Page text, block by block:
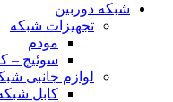
شبکه دوربین
تجهیزات شبکه
مودم
سوئیچ –
لوازم جانبی
کابل